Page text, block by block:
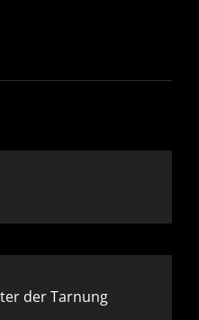
der Tarnung